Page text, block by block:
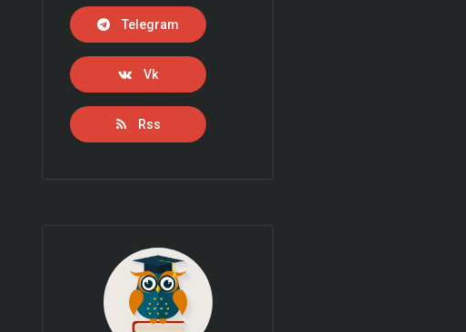
Telegram
Vk
Rss